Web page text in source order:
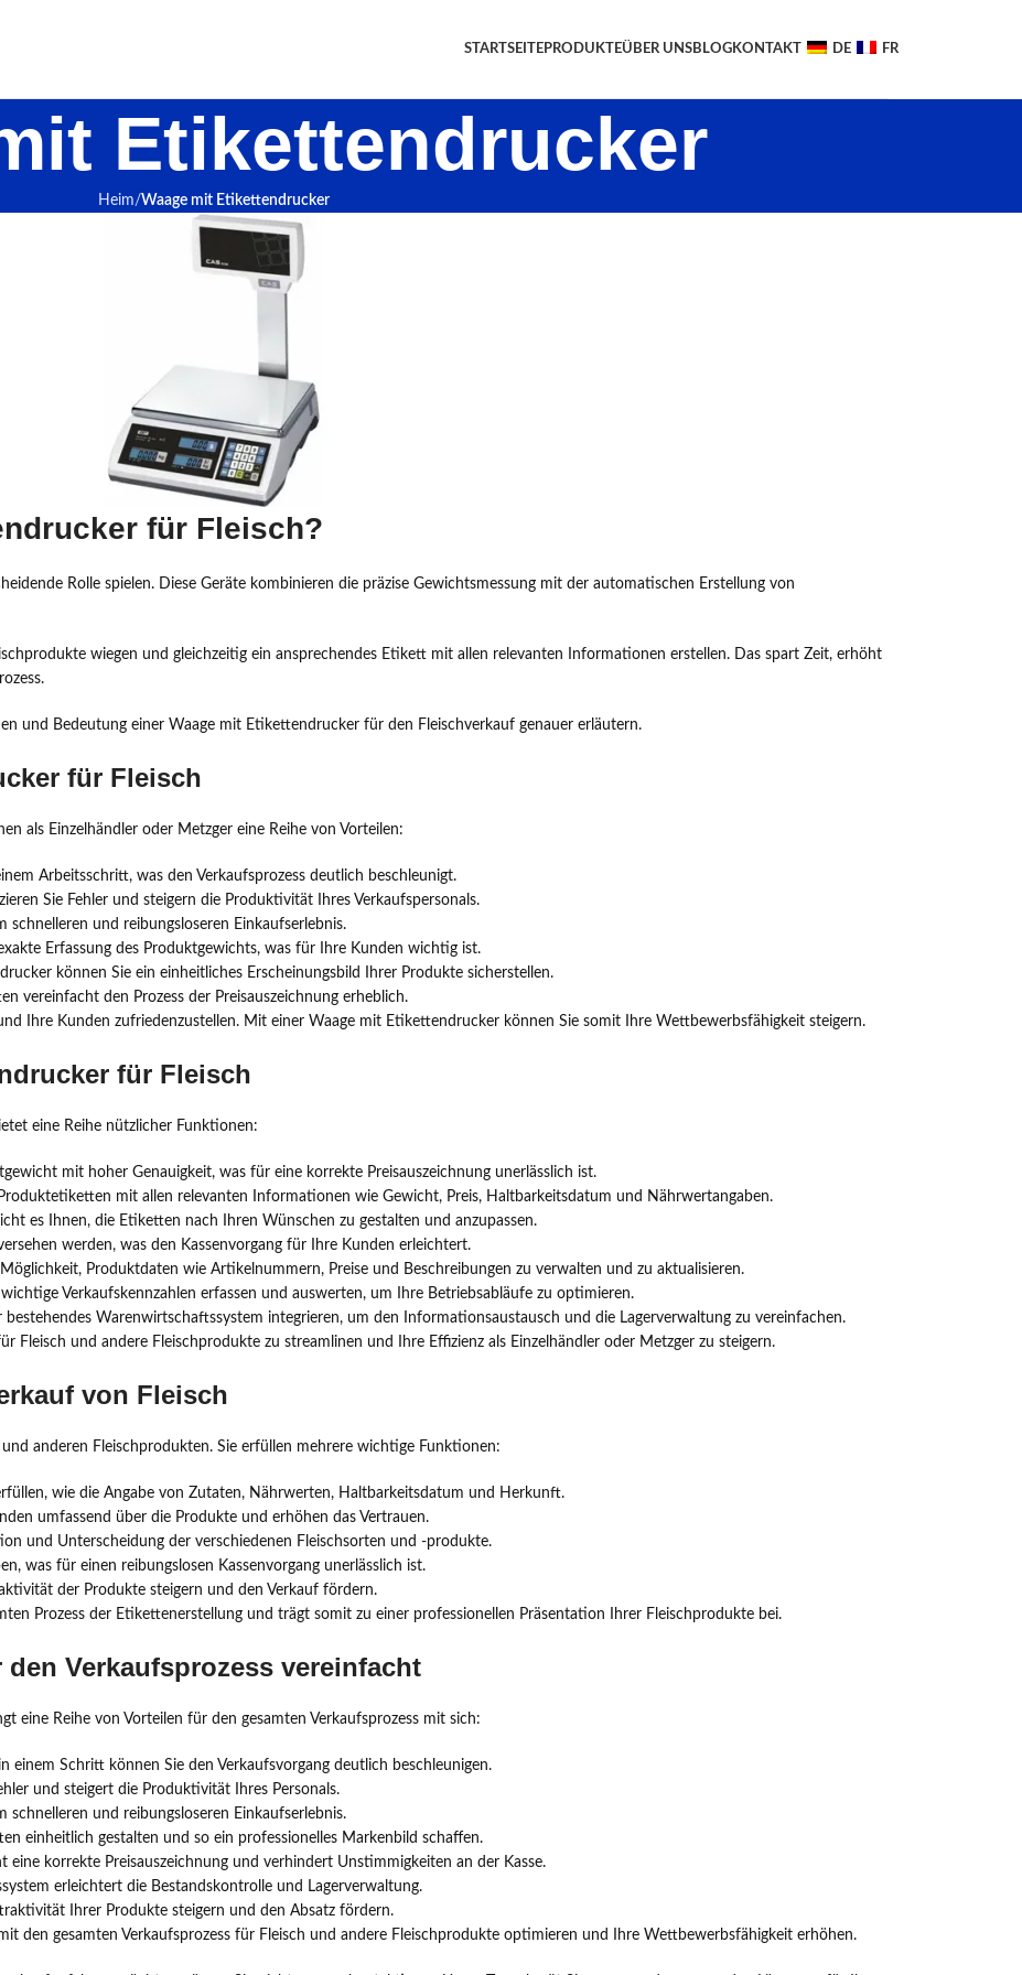
STARTSEITEPRODUKTEÜBER UNSBLOGKONTAKT DE FR
Etikettendrucker
Heim Waage mit Etikettendrucker
für Fleisch?
Rolle spielen. Diese Geräte kombinieren die präzise Gewichtsmessung mit der automatischen Erstellung von
wiegen und gleichzeitig ein ansprechendes Etikett mit allen relevanten Informationen erstellen. Das spart Zeit, erhöht
und Bedeutung einer Waage mit Etikettendrucker für den Fleischverkauf genauer erläutern.
für Fleisch
als Einzelhändler oder Metzger eine Reihe von Vorteilen:
Arbeitsschritt, was den Verkaufsprozess deutlich beschleunigt.
Sie Fehler und steigern die Produktivität Ihres Verkaufspersonals.
und reibungsloseren Einkaufserlebnis.
Erfassung des Produktgewichts, was für Ihre Kunden wichtig ist.
können Sie ein einheitliches Erscheinungsbild Ihrer Produkte sicherstellen.
vereinfacht den Prozess der Preisauszeichnung erheblich.
Ihre Kunden zufriedenzustellen. Mit einer Waage mit Etikettendrucker können Sie somit Ihre Wettbewerbsfähigkeit steigern.
für Fleisch
eine Reihe nützlicher Funktionen:
mit hoher Genauigkeit, was für eine korrekte Preisauszeichnung unerlässlich ist.
mit allen relevanten Informationen wie Gewicht, Preis, Haltbarkeitsdatum und Nährwertangaben.
es Ihnen, die Etiketten nach Ihren Wünschen zu gestalten und anzupassen.
werden, was den Kassenvorgang für Ihre Kunden erleichtert.
Produktdaten wie Artikelnummern, Preise und Beschreibungen zu verwalten und zu aktualisieren.
Verkaufskennzahlen erfassen und auswerten, um Ihre Betriebsabläufe zu optimieren.
Warenwirtschaftssystem integrieren, um den Informationsaustausch und die Lagerverwaltung zu vereinfachen.
Fleisch und andere Fleischprodukte zu streamlinen und Ihre Effizienz als Einzelhändler oder Metzger zu steigern.
von Fleisch
anderen Fleischprodukten. Sie erfüllen mehrere wichtige Funktionen:
wie die Angabe von Zutaten, Nährwerten, Haltbarkeitsdatum und Herkunft.
umfassend über die Produkte und erhöhen das Vertrauen.
und Unterscheidung der verschiedenen Fleischsorten und -produkte.
was für einen reibungslosen Kassenvorgang unerlässlich ist.
der Produkte steigern und den Verkauf fördern.
Prozess der Etikettenerstellung und trägt somit zu einer professionellen Präsentation Ihrer Fleischprodukte bei.
Verkaufsprozess vereinfacht
eine Reihe von Vorteilen für den gesamten Verkaufsprozess mit sich:
Schritt können Sie den Verkaufsvorgang deutlich beschleunigen.
und steigert die Produktivität Ihres Personals.
und reibungsloseren Einkaufserlebnis.
einheitlich gestalten und so ein professionelles Markenbild schaffen.
eine korrekte Preisauszeichnung und verhindert Unstimmigkeiten an der Kasse.
erleichtert die Bestandskontrolle und Lagerverwaltung.
Ihrer Produkte steigern und den Absatz fördern.
den gesamten Verkaufsprozess für Fleisch und andere Fleischprodukte optimieren und Ihre Wettbewerbsfähigkeit erhöhen.